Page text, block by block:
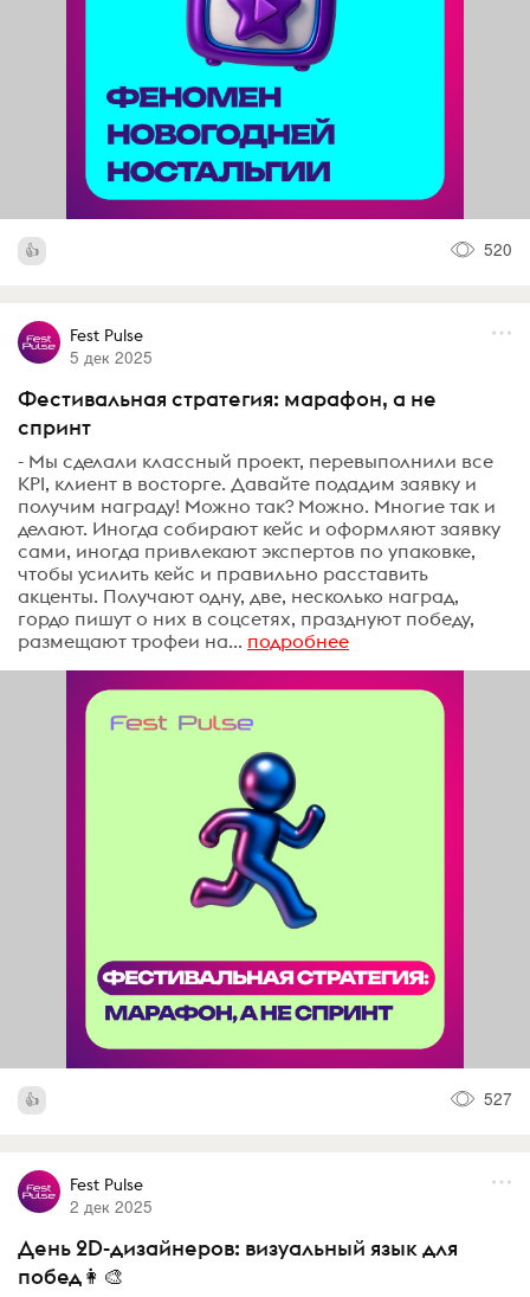
520
Fest Pulse
5 дек 2025
Фестивальная стратегия: марафон, а не
спринт
- Мы сделали классный проект, перевыполнили все
KPI, клиент в восторге. Давайте подадим заявку и
получим награду! Можно так? Можно. Многие так и
делают. Иногда собирают кейс и оформляют заявку
сами, иногда привлекают экспертов по упаковке,
чтобы усилить кейс и правильно расставить
акценты. Получают одну, две, несколько наград,
гордо пишут о них в соцсетях, празднуют победу,
размещают трофеи на... подробнее
527
Fest Pulse
2 дек 2025
День 2D-дизайнеров: визуальный язык для
побед👩‍🎨